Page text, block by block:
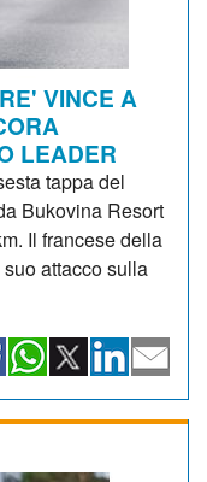
VINCE A
LEADER
tappa del
Bukovina Resort
Il francese della
attacco sulla